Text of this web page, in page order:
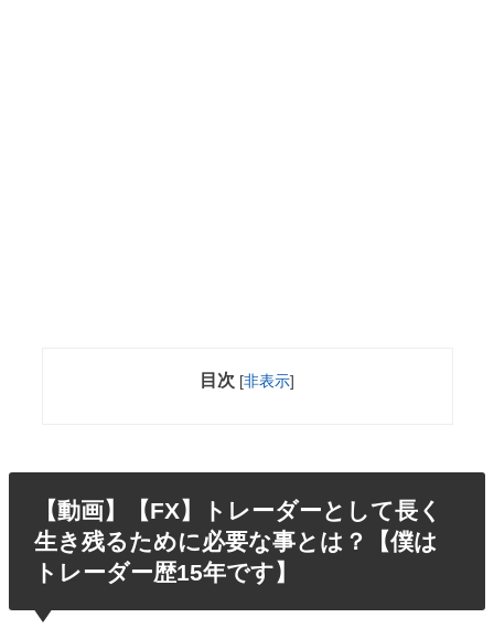
目次 [非表示]
【動画】【FX】トレーダーとして長く
生き残るために必要な事とは？【僕は
トレーダー歴15年です】